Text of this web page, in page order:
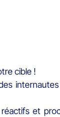
cible !
et